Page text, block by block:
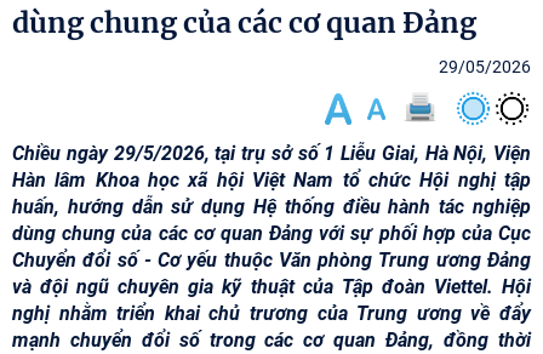
dùng chung của các cơ quan Đảng
29/05/2026
Chiều ngày 29/5/2026, tại trụ sở số 1 Liễu Giai, Hà Nội, Viện
Hàn lâm Khoa học xã hội Việt Nam tổ chức Hội nghị tập
huấn, hướng dẫn sử dụng Hệ thống điều hành tác nghiệp
dùng chung của các cơ quan Đảng với sự phối hợp của Cục
Chuyển đổi số - Cơ yếu thuộc Văn phòng Trung ương Đảng
và đội ngũ chuyên gia kỹ thuật của Tập đoàn Viettel. Hội
nghị nhằm triển khai chủ trương của Trung ương về đẩy
mạnh chuyển đổi số trong các cơ quan Đảng, đồng thời